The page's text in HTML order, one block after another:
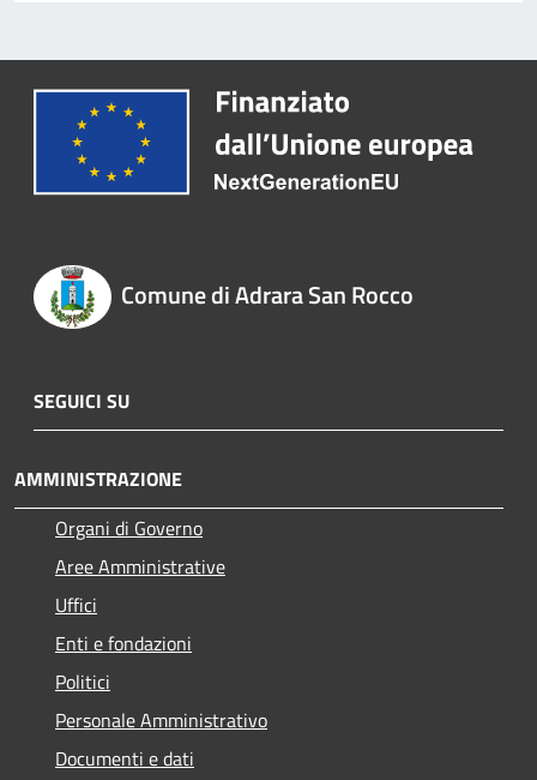
Comune di Adrara San Rocco
SEGUICI SU
AMMINISTRAZIONE
Organi di Governo
Aree Amministrative
Uffici
Enti e fondazioni
Politici
Personale Amministrativo
Documenti e dati